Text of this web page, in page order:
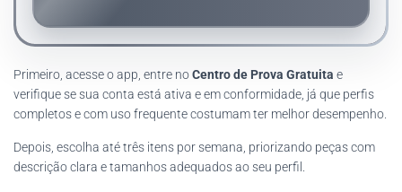
Primeiro, acesse o app, entre noCentro de Prova Gratuita e
verifique se sua conta está ativa e em conformidade, já que perfis
completos e com uso frequente costumam ter melhor desempenho.
Depois, escolha até três itens por semana, priorizando peças com
descrição clara e tamanhos adequados ao seu perfil.